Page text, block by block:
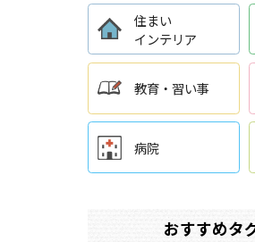
住まい
インテリア
教育・習い事
病院
おすすめタ